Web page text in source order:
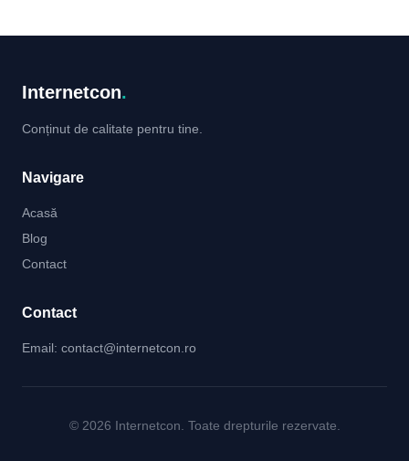
Internetcon.
Conținut de calitate pentru tine.
Navigare
Acasă
Blog
Contact
Contact
Email: contact@internetcon.ro
© 2026 Internetcon. Toate drepturile rezervate.